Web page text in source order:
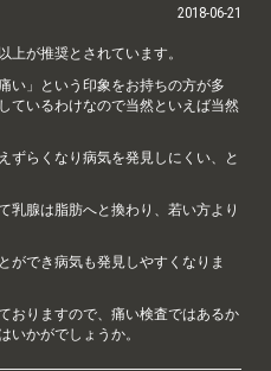
2018-06-21
上が推奨とされています。
い」という印象をお持ちの方が多
ているわけなので当然といえば当然
ずらくなり病気を発見しにくい、と
乳腺は脂肪へと換わり、若い方より
ができ病気も発見しやすくなりま
おりますので、痛い検査ではあるか
いかがでしょうか。